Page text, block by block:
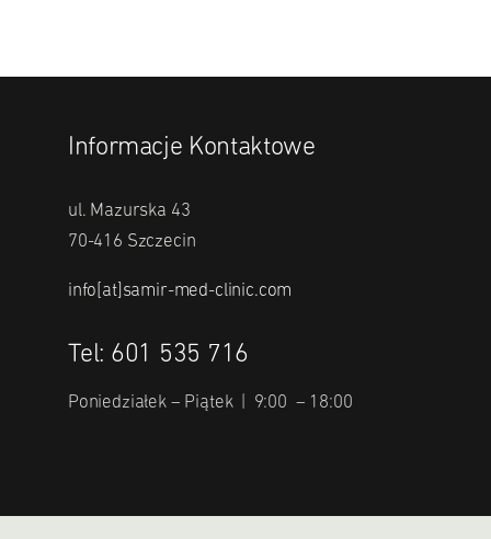
Informacje Kontaktowe
ul. Mazurska 43
70-416 Szczecin
info[at]samir-med-clinic.com
Tel: 601 535 716
Poniedziałek – Piątek | 9:00 – 18:00